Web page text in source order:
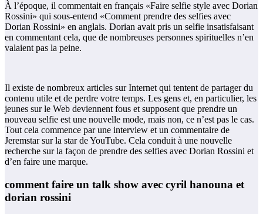
À l’époque, il commentait en français «Faire selfie style avec Dorian
Rossini» qui sous-entend «Comment prendre des selfies avec
Dorian Rossini» en anglais. Dorian avait pris un selfie insatisfaisant
en commentant cela, que de nombreuses personnes spirituelles n’en
valaient pas la peine.
Il existe de nombreux articles sur Internet qui tentent de partager du
contenu utile et de perdre votre temps. Les gens et, en particulier, les
jeunes sur le Web deviennent fous et supposent que prendre un
nouveau selfie est une nouvelle mode, mais non, ce n’est pas le cas.
Tout cela commence par une interview et un commentaire de
Jeremstar sur la star de YouTube. Cela conduit à une nouvelle
recherche sur la façon de prendre des selfies avec Dorian Rossini et
d’en faire une marque.
comment faire un talk show avec cyril hanouna et
dorian rossini